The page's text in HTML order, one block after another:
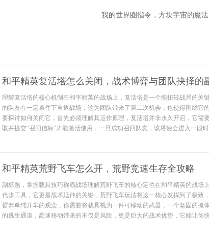
我的世界圈指令，方块宇宙的魔
和平精英复活塔怎么关闭，战术博弈与团队抉择的
理解复活塔的核心机制在和平精英的战场上，复活塔是一个能扭转战局的关
的队友在一定条件下重返战场，这为团队带来了第二次机会，也使得围绕它
要探讨如何关闭它，首先必须理解其运作原理，复活塔并非永久开启，它需
取并提交“召回信标”才能激活使用，一旦成功召回队友，该塔便会进入一段
和平精英荒野飞车怎么开，荒野竞速生存全攻略
副标题，掌握载具技巧称霸战场理解荒野飞车的核心定位在和平精英的战场
代步工具，它更是战术延伸的关键，荒野飞车玩法将这一核心发挥到了极致
摒弃单纯开车的观念，你需要将载具视为一件可移动的武器，一个坚固的掩
的逃生通道，高速移动带来的不仅是风险，更是巨大的战术优势，它能让你